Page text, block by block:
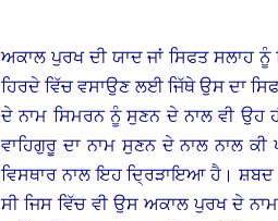
ਅਕਾਲ ਪੁਰਖ ਦੀ ਯਾਦ ਜਾਂ ਸਿਫਤ ਸਲਾਹ
ਹਿਰਦੇ ਵਿੱਚ ਵਸਾਉਣ ਲਈ ਜਿੱਥੇ ਉਸ ਦਾ
ਦੇ ਨਾਮ ਸਿਮਰਨ ਨੂੰ ਸੁਣਨ ਦੇ ਨਾਲ ਵੀ ਉਹ
ਵਾਹਿਗੁਰੂ ਦਾ ਨਾਮ ਸੁਣਨ ਦੇ ਨਾਲ ਨਾਲ ਕੀ
ਵਿਸਥਾਰ ਨਾਲ ਇਹ ਦ੍ਰਿੜਾਇਆ ਹੈ। ਸ਼ਬਦ
ਸੀ ਜਿਸ ਵਿੱਚ ਵੀ ਉਸ ਅਕਾਲ ਪੁਰਖ ਦੇ ਨਾਮ